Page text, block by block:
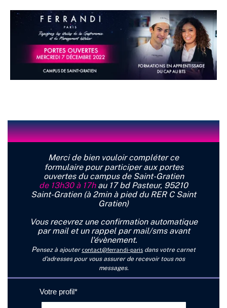
Merci de bien vouloir compléter ce
formulaire pour participer aux portes
ouvertes du campus de Saint-Gratien
de 13h30 à 17hau 17 bd Pasteur, 95210
Saint-Gratien (à 2min à pied du RER C Saint
Gratien)
Vous recevrez une confirmation automatique
par mail et un rappel par mail/sms avant
l'évènement.
Pensez à ajouter contact@ferrandi-paris dans votre carnet
d'adresses pour vous assurer de recevoir tous nos
messages.
Votre profil*